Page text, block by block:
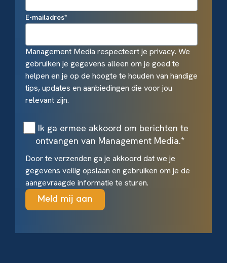
E-mailadres*
Management Media respecteert je privacy. We
gebruiken je gegevens alleen om je goed te
helpen en je op de hoogte te houden van handige
tips, updates en aanbiedingen die voor jou
relevant zijn.
Ik ga ermee akkoord om berichten te
ontvangen van Management Media.*
Door te verzenden ga je akkoord dat we je
gegevens veilig opslaan en gebruiken om je de
aangevraagde informatie te sturen.